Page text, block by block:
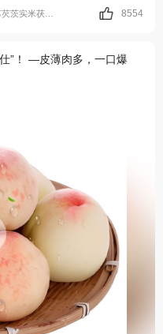
8554
”！ —皮薄肉多，一口爆